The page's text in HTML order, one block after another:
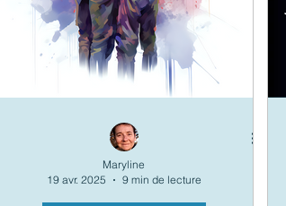
Maryline
19 avr. 2025
9 min de lecture